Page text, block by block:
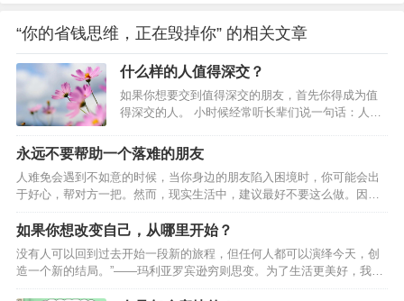
“你的省钱思维，正在毁掉你” 的相关文章
什么样的人值得深交？
如果你想要交到值得深交的朋友，首先你得成为值
得深交的人。 小时候经常听长辈们说一句话：人一
想：你们就是认识的人太少了呗。后来年纪大一
点，懂得一点人际关系的秘密，猜测他们这么说可
能是想向对方表达：你这个朋友很珍贵，是一句客
气话。当经历过更多事情之后，越来越发现这句话
有道理，也许人都是孤独的吧，很难向别人真正敞
开心扉。又或许，首先自己得成为值得深交的人，
这样你才有机会交到更多的真朋友。什么样的人值
得深交呢？什么样的人值得深交？（深度好文）01
永远不要帮助一个落难的朋友
人难免会遇到不如意的时候，当你身边的朋友陷入困境时，你可能会出
于好心，帮对方一把。然而，现实生活中，建议最好不要这么做。因为
很多时候，对方不仅不会感激你，还会抱怨你，为什么会出现这种现象
呢？一、你的帮助可能起不到什么作用，还会打击到对方的自尊心很多
人在落难的时候，虽然过得很艰难，但是他们的内心其实不愿意让周围
的人看到自己的窘迫。他们宁愿自己咬咬牙挺过去，靠着自己的力量的
改变现状，维护内心最后的尊严。这个时候如果你冒然去帮助对方的
话，不但没有任何效果，反而会触及他敏感的内心，让他感到自己没面
如果你想改变自己，从哪里开始？
没有人可以回到过去开始一段新的旅程，但任何人都可以演绎今天，创
造一个新的结局。”——玛利亚罗宾逊穷则思变。为了生活更美好，我们
一直在努力改变。在经历过一些事情后，我们会想，嗯，要改变一下自